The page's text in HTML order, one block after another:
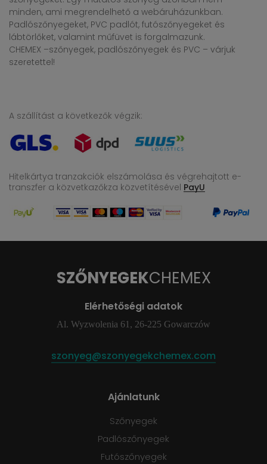
minden, ami megrendelhető a webáruházunkban.
Padlószőnyegeket, PVC padlót, futószőnyegeket és
lábtörlőket, valamint műfüvet is forgalmazunk.
CHEMEX –szőnyegek, padlószőnyegek és PVC – várjuk
szeretettel!
A szállítást a következők végzik:
Hitelkártya tranzakciók elszámolása és végrehajtott e-
transzfer a közvetkazőkza közvetítésével PayU
SZŐNYEGEKCHEMEX
Elérhetőségi adatok
Al. Wyzwolenia 61, 26-225 Gowarczów
szonyeg@szonyegekchemex.com
Ajánlatunk
Szőnyegek
Padlószőnyegek
Futószőnyegek